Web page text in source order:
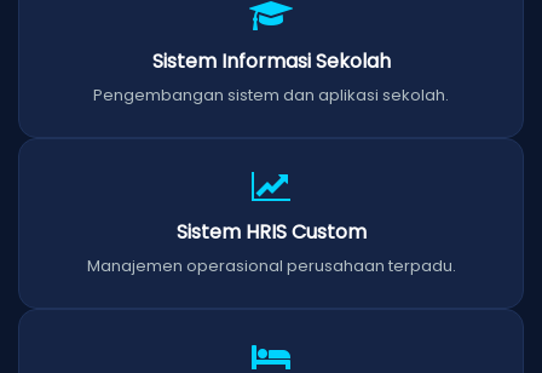
Sistem Informasi Sekolah
Pengembangan sistem dan aplikasi sekolah.
Sistem HRIS Custom
Manajemen operasional perusahaan terpadu.